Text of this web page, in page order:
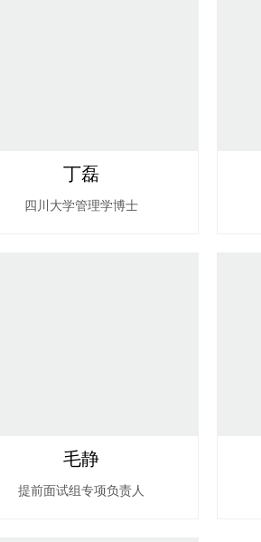
丁磊
四川大学管理学博士
毛静
提前面试组专项负责人